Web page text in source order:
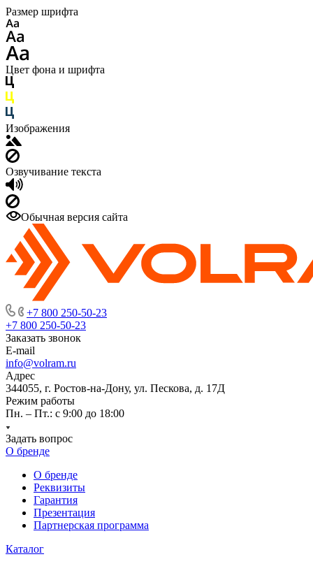
Размер шрифта
Цвет фона и шрифта
Изображения
Озвучивание текста
Обычная версия сайта
+7 800 250-50-23
+7 800 250-50-23
Заказать звонок
E-mail
info@volram.ru
Адрес
344055, г. Ростов-на-Дону, ул. Пескова, д. 17Д
Режим работы
Пн. – Пт.: с 9:00 до 18:00
Задать вопрос
О бренде
О бренде
Реквизиты
Гарантия
Презентация
Партнерская программа
Каталог